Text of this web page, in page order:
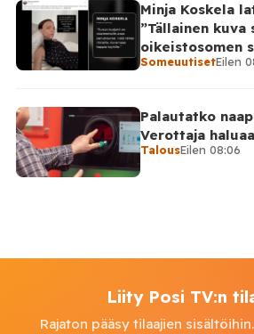
Minja Koskela
”Tällainen kuva
oikeistosomen
SomeuutisetEilen
Palautatko
Verottaja
TalousEilen 08:06
Liity Posi TV:n
Rajaton pääsy tilaajien